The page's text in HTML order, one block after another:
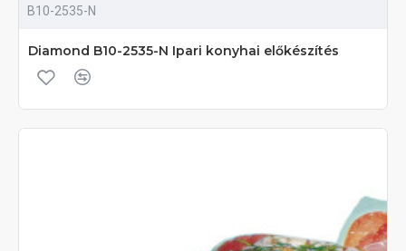
B10-2535-N
Diamond B10-2535-N Ipari konyhai előkészítés